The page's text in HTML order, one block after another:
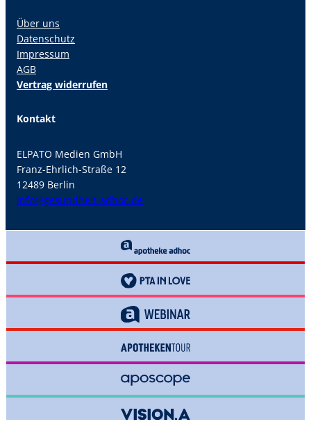
Über uns
Datenschutz
Impressum
AGB
Vertrag widerrufen
Kontakt
ELPATO Medien GmbH
Franz-Ehrlich-Straße 12
12489 Berlin
info@gesundheit-adhoc.de